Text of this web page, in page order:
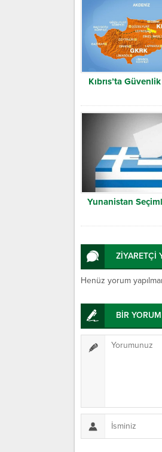
Kıbrıs’ta
Yunanistan
ZİYARETÇİ
Henüz yorum
BİR